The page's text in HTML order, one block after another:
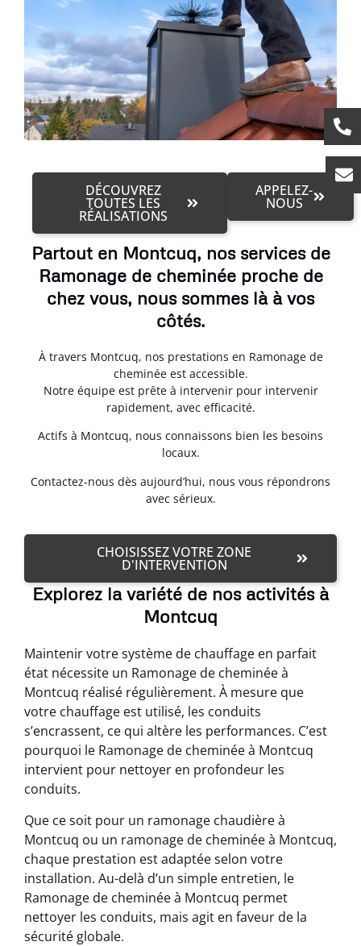
DÉCOUVREZ
TOUTES LES
RÉALISATIONS
APPELEZ-
NOUS
Partout en Montcuq, nos services de
Ramonage de cheminée proche de
chez vous, nous sommes là à vos
côtés.
À travers Montcuq, nos prestations en Ramonage de
cheminée est accessible.
Notre équipe est prête à intervenir pour intervenir
rapidement, avec efficacité.
Actifs à Montcuq, nous connaissons bien les besoins
locaux.
Contactez-nous dès aujourd’hui, nous vous répondrons
avec sérieux.
CHOISISSEZ VOTRE ZONE
D'INTERVENTION
Explorez la variété de nos activités à
Montcuq
Maintenir votre système de chauffage en parfait
état nécessite un Ramonage de cheminée à
Montcuq réalisé régulièrement. À mesure que
votre chauffage est utilisé, les conduits
s’encrassent, ce qui altère les performances. C’est
pourquoi le Ramonage de cheminée à Montcuq
intervient pour nettoyer en profondeur les
conduits.
Que ce soit pour un ramonage chaudière à
Montcuq ou un ramonage de cheminée à Montcuq,
chaque prestation est adaptée selon votre
installation. Au-delà d’un simple entretien, le
Ramonage de cheminée à Montcuq permet
nettoyer les conduits, mais agit en faveur de la
sécurité globale.